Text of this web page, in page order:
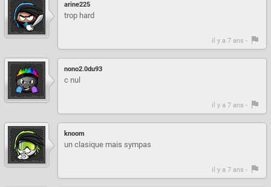
arine225
trop hard
il y a 7 ans -
nono2.0du93
c nul
il y a 7 ans -
knoom
un clasique mais sympas
il y a 7 ans -